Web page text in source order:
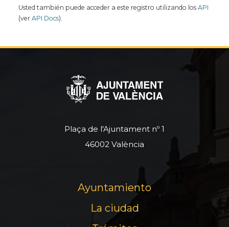
Usted también puede acceder a este registro utilizando los API
(ver API Docs).
Plaça de l'Ajuntament nº 1
46002 València
Ayuntamiento
La ciudad